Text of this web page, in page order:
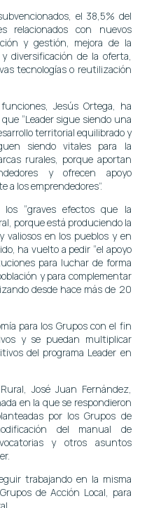
el 38,5% del
relacionados con nuevos
y gestión, mejora de la
diversificación de la oferta,
tecnologías o reutilización
Jesús Ortega, ha
“Leader sigue siendo una
territorial equilibrado y
siendo vitales para la
rurales, porque aportan
y ofrecen apoyo
a los emprendedores”.
“graves efectos que la
porque está produciendo la
valiosos en los pueblos y en
ha vuelto a pedir “el apoyo
para luchar de forma
y para complementar
desde hace más de 20
para los Grupos con el fin
y se puedan multiplicar
del programa Leader en
José Juan Fernández,
en la que se respondieron
por los Grupos de
del manual de
y otros asuntos
trabajando en la misma
de Acción Local, para